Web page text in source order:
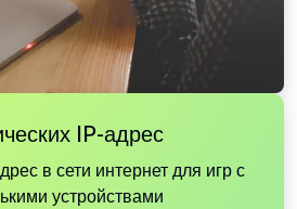
IP-адрес
в сети интернет для игр с
устройствами